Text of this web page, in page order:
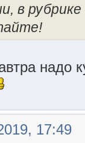
в
надо
17:49